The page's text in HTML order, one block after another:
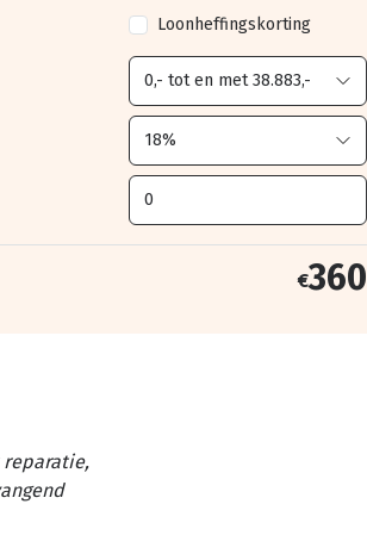
Loonheffingskorting
€360
reparatie,